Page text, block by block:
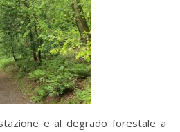
e al degrado forestale a